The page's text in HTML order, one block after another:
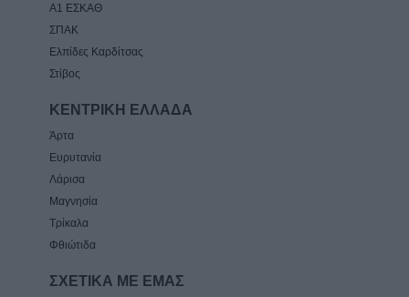
Α1 ΕΣΚΑΘ
ΣΠΑΚ
Ελπίδες Καρδίτσας
Στίβος
ΚΕΝΤΡΙΚΗ ΕΛΛΑΔΑ
Άρτα
Ευρυτανία
Λάρισα
Μαγνησία
Τρίκαλα
Φθιώτιδα
ΣΧΕΤΙΚΑ ΜΕ ΕΜΑΣ